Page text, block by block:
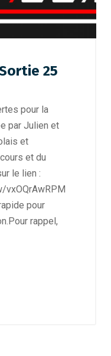
25
pour la
par Julien et
et
et du
le lien :
pour
rappel,